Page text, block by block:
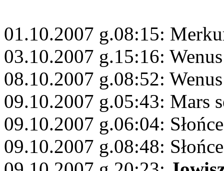
01.10.2007 g.08:15:
03.10.2007 g.15:16:
08.10.2007 g.08:52:
09.10.2007 g.05:43: Mars
09.10.2007 g.06:04:
09.10.2007 g.08:48: